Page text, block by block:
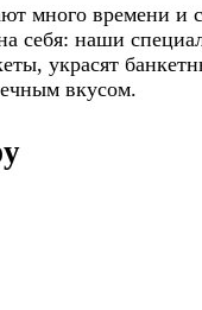
много времени и
себя: наши
украсят
вкусом.